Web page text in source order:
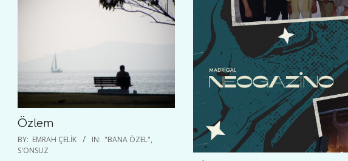
Özlem
2023-
11-
BY: EMRAH ÇELIK IN: "BANA ÖZEL",
S'ONSUZ